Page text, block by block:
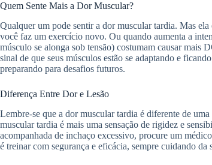
Quem Sente Mais a Dor Muscular?
Qualquer um pode sentir a dor muscular tardia. Mas
você faz um exercício novo. Ou quando aumenta a
músculo se alonga sob tensão) costumam causar mais
sinal de que seus músculos estão se adaptando e
preparando para desafios futuros.
Diferença Entre Dor e Lesão
Lembre-se que a dor muscular tardia é diferente de
muscular tardia é mais uma sensação de rigidez e
acompanhada de inchaço excessivo, procure um
é treinar com segurança e eficácia, sempre cuidando da